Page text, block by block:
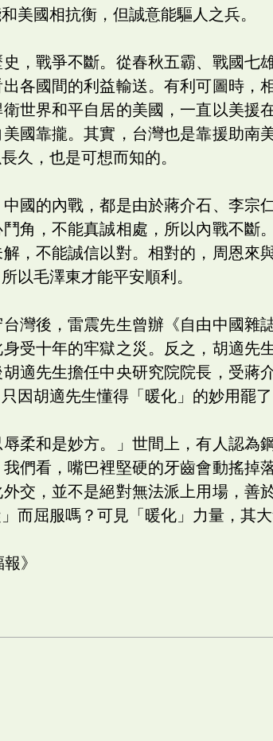
美國相抗衡，但誠意能驅人之兵。
，戰爭不斷。從春秋五霸、戰國七
各國間的利益輸送。有利可圖時，
世界和平自居的美國，一直以美援
國靠攏。其實，台灣也是靠援助南
久，也是可想而知的。
國的內戰，都是由於蔣介石、李宗
角，不能真誠相處，所以內戰不斷
，不能誠信以對。相對的，周恩來
以毛澤東才能平安順利。
灣後，雷震先生曾辦《自由中國雜
受十年的牢獄之災。反之，胡適先
適先生擔任中央研究院院長，受蔣
因胡適先生懂得「暖化」的妙用罷了
柔和是妙方。」世間上，有人認為
們看，嘴巴裡堅硬的牙齒會動搖掉
交，並不是絕對無法派上用場，善
而屈服嗎？可見「暖化」力量，其大
》